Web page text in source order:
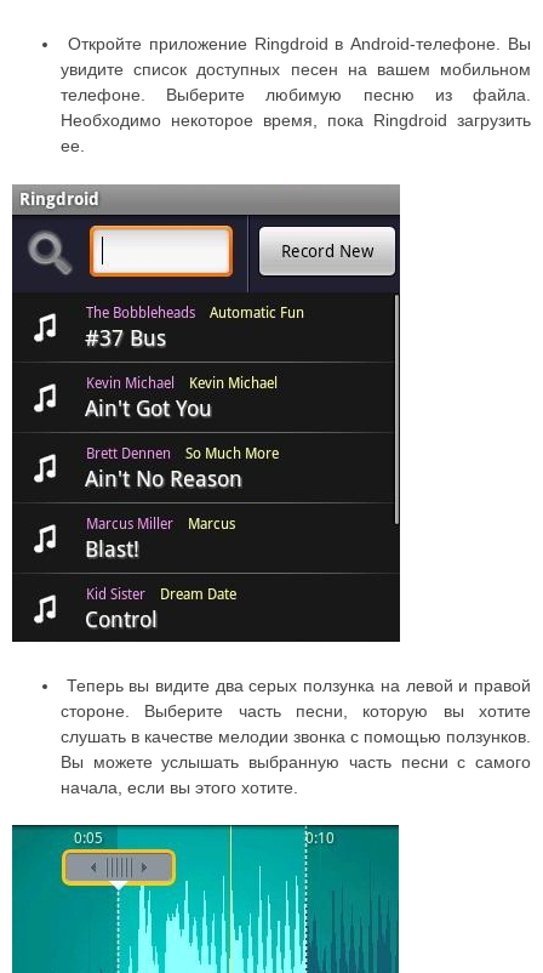
Откройте приложение Ringdroid в Android-телефоне. Вы
увидите список доступных песен на вашем мобильном
телефоне. Выберите любимую песню из файла.
Необходимо некоторое время, пока Ringdroid загрузить
ее.
Теперь вы видите два серых ползунка на левой и правой
стороне. Выберите часть песни, которую вы хотите
слушать в качестве мелодии звонка с помощью ползунков.
Вы можете услышать выбранную часть песни с самого
начала, если вы этого хотите.